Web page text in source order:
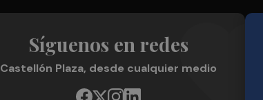
Síguenos en redes
Castellón Plaza, desde cualquier medio